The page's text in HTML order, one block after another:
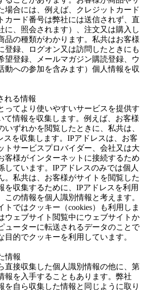
場合には、例えば、クレジットカード
カード番号は弊社には送信されず、直
に、照会されます）、注文又は購入し
品の種類がわかります。私共はお客様
登録、ログオン又は訪問したときにも
望登録、メールマガジン購読登録、ウ
動への参加を含みます）個人情報を収
れる情報
ってより使いやすいサービスを提供す
て情報を収集します。例えば、お客様
いずれかを閲覧したときに、私共は、
スを収集します。IPアドレスは、お客
トサービスプロバイダー、会社又は大
客様がインターネットに接続するため
しています。IPアドレスのみでは個人
。私共は、お客様がサイトを閲覧した
を収集するために、IPアドレスを利用
この情報を個人識別情報と考えます。
トではクッキー（cookies）も利用しま
ウェブサイト閲覧中にウェブサイトか
ューターに転送されるデータのことで
目的でクッキーを利用しています。
情報
直接収集した個人識別情報の他に、第
報を入手することもあります。弊社
を自ら収集した情報と同じように取り